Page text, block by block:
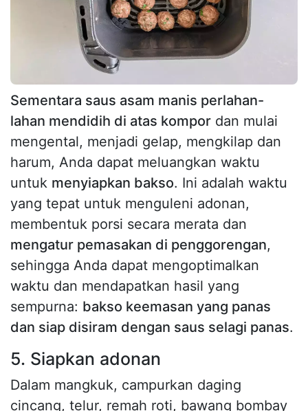
Sementara saus asam manis perlahan-
lahan mendidih di atas kompor dan mulai
mengental, menjadi gelap, mengkilap dan
harum, Anda dapat meluangkan waktu
untuk menyiapkan bakso. Ini adalah waktu
yang tepat untuk menguleni adonan,
membentuk porsi secara merata dan
mengatur pemasakan di penggorengan,
sehingga Anda dapat mengoptimalkan
waktu dan mendapatkan hasil yang
sempurna: bakso keemasan yang panas
dan siap disiram dengan saus selagi panas.
5. Siapkan adonan
Dalam mangkuk, campurkan daging
cincang, telur, remah roti, bawang bombay